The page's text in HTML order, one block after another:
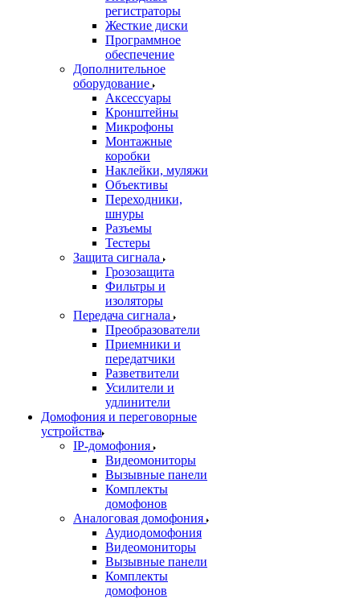
регистраторы
Жесткие диски
Программное
обеспечение
Дополнительное
оборудование
Аксессуары
Кронштейны
Микрофоны
Монтажные
коробки
Наклейки, муляжи
Объективы
Переходники,
шнуры
Разъемы
Тестеры
Защита сигнала
Грозозащита
Фильтры и
изоляторы
Передача сигнала
Преобразователи
Приемники и
передатчики
Разветвители
Усилители и
удлинители
Домофония и переговорные
устройства
IP-домофония
Видеомониторы
Вызывные панели
Комплекты
домофонов
Аналоговая домофония
Аудиодомофония
Видеомониторы
Вызывные панели
Комплекты
домофонов